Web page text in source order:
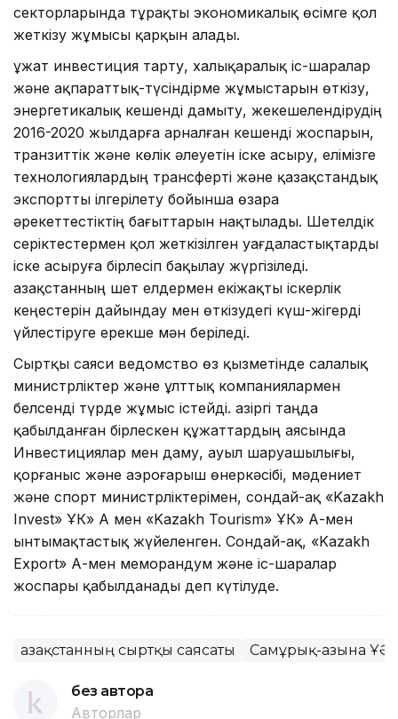
секторларында тұрақты экономикалық өсімге қол
жеткізу жұмысы қарқын алады.
Құжат инвестиция тарту, халықаралық іс-шаралар
және ақпараттық-түсіндірме жұмыстарын өткізу,
энергетикалық кешенді дамыту, жекешелендірудің
2016-2020 жылдарға арналған кешенді жоспарын,
транзиттік және көлік әлеуетін іске асыру, елімізге
технологиялардың трансферті және қазақстандық
экспортты ілгерілету бойынша өзара
әрекеттестіктің бағыттарын нақтылады. Шетелдік
серіктестермен қол жеткізілген уағдаластықтарды
іске асыруға бірлесіп бақылау жүргізіледі.
Қазақстанның шет елдермен екіжақты іскерлік
кеңестерін дайындау мен өткізудегі күш-жігерді
үйлестіруге ерекше мән беріледі.
Сыртқы саяси ведомство өз қызметінде салалық
министрліктер және ұлттық компаниялармен
белсенді түрде жұмыс істейді. Қазіргі таңда
қабылданған бірлескен құжаттардың аясында
Инвестициялар мен даму, ауыл шаруашылығы,
қорғаныс және аэроғарыш өнеркәсібі, мәдениет
және спорт министрліктерімен, сондай-ақ «Kazakh
Invest» ҰК» АҚ мен «Kazakh Tourism» ҰК» АҚ-мен
ынтымақтастық жүйеленген. Сондай-ақ, «Kazakh
Export» АҚ-мен меморандум және іс-шаралар
жоспары қабылданады деп күтілуде.
Қазақстанның сыртқы саясаты Самұрық-Қазына ҰӘҚ
без автора
Авторлар